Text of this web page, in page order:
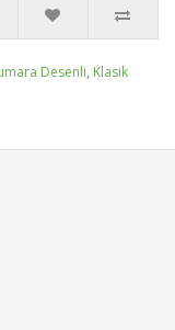
Desenli, Klasik